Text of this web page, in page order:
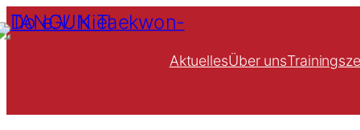
Zum
Inhalt
AktuellesÜber uns